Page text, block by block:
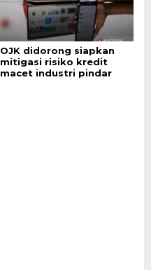
OJK didorong siapkan
mitigasi risiko kredit
macet industri pindar